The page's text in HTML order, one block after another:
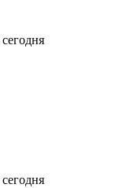
сегодня
сегодня